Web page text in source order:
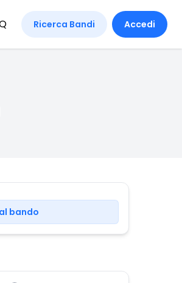
Ricerca Bandi Accedi
bando